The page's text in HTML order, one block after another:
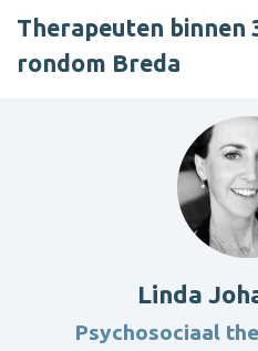
Therapeuten binnen
rondom Breda
Linda
Psychosociaal